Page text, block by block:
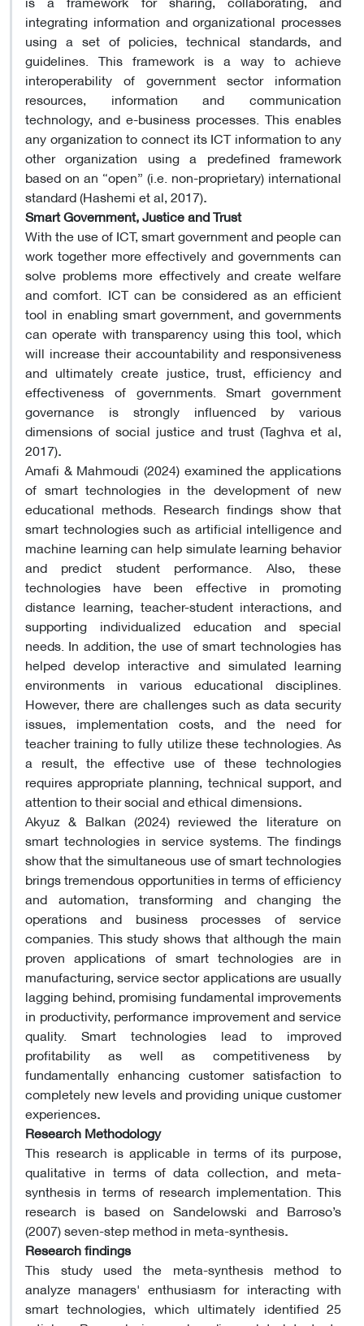
integrating information and organizational processes
using a set of policies, technical standards, and
guidelines. This framework is a way to achieve
interoperability of government sector information
resources, information and communication
technology, and e-business processes. This enables
any organization to connect its ICT information to any
other organization using a predefined framework
based on an “open” (i.e. non-proprietary) international
standard (Hashemi et al, 2017).
Smart Government, Justice and Trust
With the use of ICT, smart government and people can
work together more effectively and governments can
solve problems more effectively and create welfare
and comfort. ICT can be considered as an efficient
tool in enabling smart government, and governments
can operate with transparency using this tool, which
will increase their accountability and responsiveness
and ultimately create justice, trust, efficiency and
effectiveness of governments. Smart government
governance is strongly influenced by various
dimensions of social justice and trust (Taghva et al,
2017).
Amafi & Mahmoudi (2024) examined the applications
of smart technologies in the development of new
educational methods. Research findings show that
smart technologies such as artificial intelligence and
machine learning can help simulate learning behavior
and predict student performance. Also, these
technologies have been effective in promoting
distance learning, teacher-student interactions, and
supporting individualized education and special
needs. In addition, the use of smart technologies has
helped develop interactive and simulated learning
environments in various educational disciplines.
However, there are challenges such as data security
issues, implementation costs, and the need for
teacher training to fully utilize these technologies. As
a result, the effective use of these technologies
requires appropriate planning, technical support, and
attention to their social and ethical dimensions.
Akyuz & Balkan (2024) reviewed the literature on
smart technologies in service systems. The findings
show that the simultaneous use of smart technologies
brings tremendous opportunities in terms of efficiency
and automation, transforming and changing the
operations and business processes of service
companies. This study shows that although the main
proven applications of smart technologies are in
manufacturing, service sector applications are usually
lagging behind, promising fundamental improvements
in productivity, performance improvement and service
quality. Smart technologies lead to improved
profitability as well as competitiveness by
fundamentally enhancing customer satisfaction to
completely new levels and providing unique customer
experiences.
Research Methodology
This research is applicable in terms of its purpose,
qualitative in terms of data collection, and meta-
synthesis in terms of research implementation. This
research is based on Sandelowski and Barroso’s
(2007) seven-step method in meta-synthesis.
Research findings
This study used the meta-synthesis method to
analyze managers' enthusiasm for interacting with
smart technologies, which ultimately identified 25